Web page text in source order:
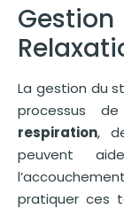
La gestion du
processus
respiration,
peuvent
pratiquer ces